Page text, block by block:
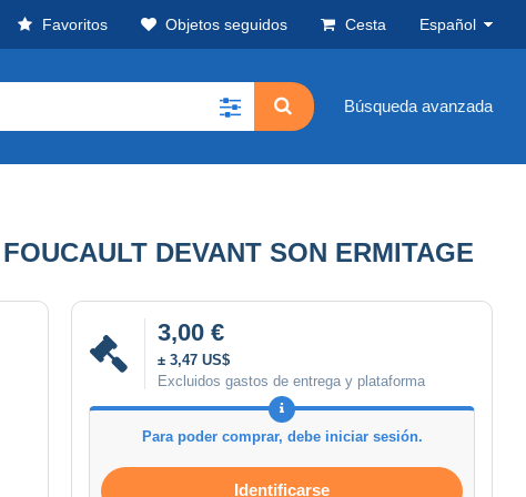
Favoritos Objetos seguidos Cesta Español
Búsqueda avanzada
DEVANT SON ERMITAGE
3,00 €
± 3,47 US$
Excluidos gastos de entrega y plataforma
Para poder comprar, debe iniciar sesión.
Identificarse